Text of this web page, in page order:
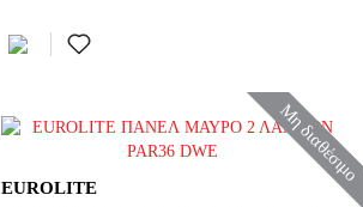
Μη διαθέσιμο
EUROLITE